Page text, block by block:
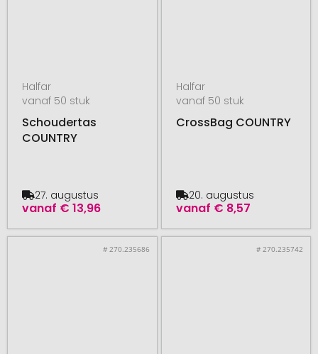
Halfar
vanaf 50 stuk
Schoudertas
COUNTRY
vanaf € 13,96
27. augustus
Halfar
vanaf 50 stuk
CrossBag COUNTRY
vanaf € 8,57
20. augustus
# 270.235686 # 270.235742